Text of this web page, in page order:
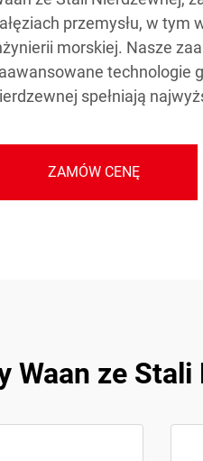
przemysłu, w tym
morskiej. Nasze
technologie
spełniają
ZAMÓW CENĘ
Waan ze